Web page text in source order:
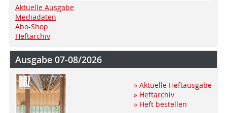
Aktuelle Ausgabe
Mediadaten
Abo-Shop
Heftarchiv
Ausgabe 07-08/2026
» Aktuelle Heftausgabe
» Heftarchiv
» Heft bestellen